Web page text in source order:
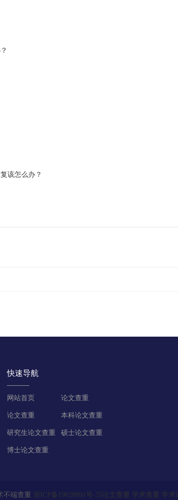
该怎么办？
不端查重 浙ICP备19020991号-35 论文查重 学术查重 学术
快速导航
网站首页 论文查重
论文查重 本科论文查重
研究生论文查重 硕士论文查重
博士论文查重